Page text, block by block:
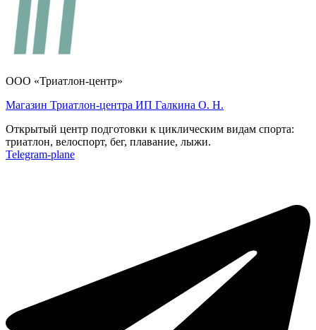
ООО «Триатлон-центр»
Магазин Триатлон-центра ИП Галкина О. Н.
Открытый центр подготовки к циклическим видам спорта:
триатлон, велоспорт, бег, плавание, лыжи.
Telegram-plane